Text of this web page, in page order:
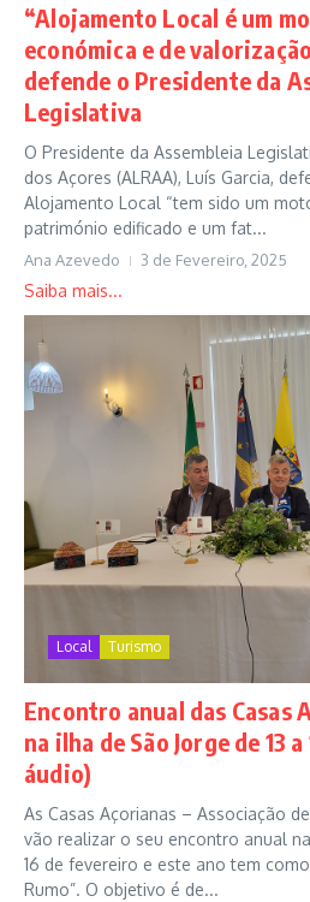
“Alojamento Local é um
económica e de
defende o Presidente da
Legislativa
O Presidente da Assembleia
dos Açores (ALRAA), Luís Garcia,
Alojamento Local “tem sido um
património edificado e um fat...
Ana Azevedo 3 de Fevereiro, 2025
Saiba mais...
Local Turismo
Encontro anual das Casas
na ilha de São Jorge de 13
áudio)
As Casas Açorianas – Associação
vão realizar o seu encontro anual
16 de fevereiro e este ano tem
Rumo”. O objetivo é de...